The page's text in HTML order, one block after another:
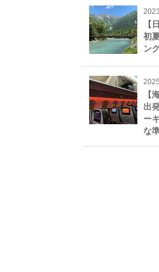
【
初
ン
【
出
ー
な